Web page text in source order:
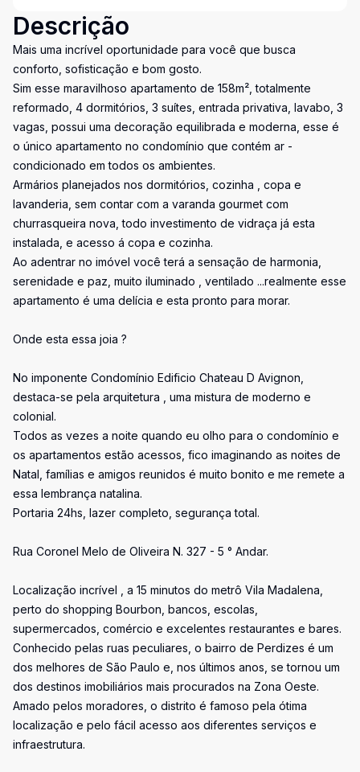
Descrição
Mais uma incrível oportunidade para você que busca
conforto, sofisticação e bom gosto.
Sim esse maravilhoso apartamento de 158m², totalmente
reformado, 4 dormitórios, 3 suítes, entrada privativa, lavabo, 3
vagas, possui uma decoração equilibrada e moderna, esse é
o único apartamento no condomínio que contém ar -
condicionado em todos os ambientes.
Armários planejados nos dormitórios, cozinha , copa e
lavanderia, sem contar com a varanda gourmet com
churrasqueira nova, todo investimento de vidraça já esta
instalada, e acesso á copa e cozinha.
Ao adentrar no imóvel você terá a sensação de harmonia,
serenidade e paz, muito iluminado , ventilado ...realmente esse
apartamento é uma delícia e esta pronto para morar.
Onde esta essa joia ?
No imponente Condomínio Edificio Chateau D Avignon,
destaca-se pela arquitetura , uma mistura de moderno e
colonial.
Todos as vezes a noite quando eu olho para o condomínio e
os apartamentos estão acessos, fico imaginando as noites de
Natal, famílias e amigos reunidos é muito bonito e me remete a
essa lembrança natalina.
Portaria 24hs, lazer completo, segurança total.
Rua Coronel Melo de Oliveira N. 327 - 5 ° Andar.
Localização incrível , a 15 minutos do metrô Vila Madalena,
perto do shopping Bourbon, bancos, escolas,
supermercados, comércio e excelentes restaurantes e bares.
Conhecido pelas ruas peculiares, o bairro de Perdizes é um
dos melhores de São Paulo e, nos últimos anos, se tornou um
dos destinos imobiliários mais procurados na Zona Oeste.
Amado pelos moradores, o distrito é famoso pela ótima
localização e pelo fácil acesso aos diferentes serviços e
infraestrutura.